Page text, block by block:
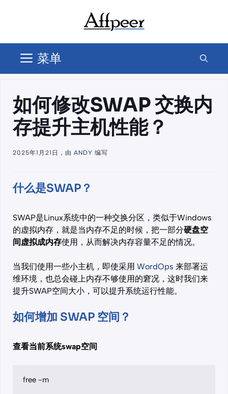
容
菜单
如何修改SWAP 交换内
存提升主机性能？
2025年1月21日，由 ANDY 编写
什么是SWAP？
SWAP是Linux系统中的一种交换分区，类似于Windows
的虚拟内存，就是当内存不足的时候，把一部分硬盘空
间虚拟成内存使用，从而解决内存容量不足的情况。
当我们使用一些小主机，即使采用 WordOps 来部署运
维环境，也总会碰上内存不够使用的窘况，这时我们来
提升SWAP空间大小，可以提升系统运行性能。
如何增加 SWAP 空间？
查看当前系统swap空间
free -m